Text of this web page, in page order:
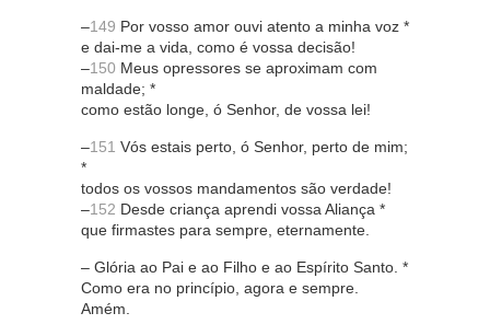
–149 Por vosso amor ouvi atento a minha voz *
e dai-me a vida, como é vossa decisão!
–150 Meus opressores se aproximam com
maldade; *
como estão longe, ó Senhor, de vossa lei!
–151 Vós estais perto, ó Senhor, perto de mim;
*
todos os vossos mandamentos são verdade!
–152 Desde criança aprendi vossa Aliança *
que firmastes para sempre, eternamente.
– Glória ao Pai e ao Filho e ao Espírito Santo. *
Como era no princípio, agora e sempre.
Amém.